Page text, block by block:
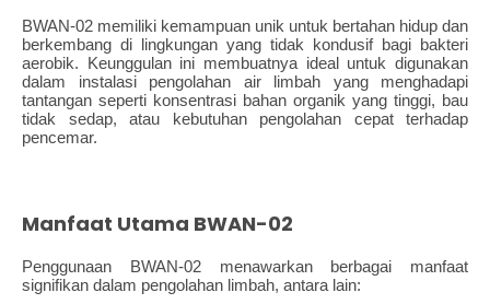
BWAN-02 memiliki kemampuan unik untuk bertahan hidup dan
berkembang di lingkungan yang tidak kondusif bagi bakteri
aerobik. Keunggulan ini membuatnya ideal untuk digunakan
dalam instalasi pengolahan air limbah yang menghadapi
tantangan seperti konsentrasi bahan organik yang tinggi, bau
tidak sedap, atau kebutuhan pengolahan cepat terhadap
pencemar.
Manfaat Utama BWAN-02
Penggunaan BWAN-02 menawarkan berbagai manfaat
signifikan dalam pengolahan limbah, antara lain: